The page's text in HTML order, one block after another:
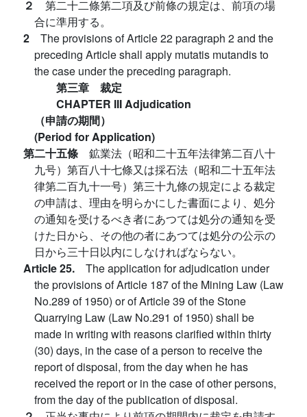
２ 第二十二條第二項及び前條の規定は、前項の場
合に準用する。
2 The provisions of Article 22 paragraph 2 and the
preceding Article shall apply mutatis mutandis to
the case under the preceding paragraph.
第三章 裁定
CHAPTER III Adjudication
（申請の期間）
(Period for Application)
第二十五條 鉱業法（昭和二十五年法律第二百八十
九号）第百八十七條又は採石法（昭和二十五年法
律第二百九十一号）第三十九條の規定による裁定
の申請は、理由を明らかにした書面により、処分
の通知を受けるべき者にあつては処分の通知を受
けた日から、その他の者にあつては処分の公示の
日から三十日以内にしなければならない。
Article 25. The application for adjudication under
the provisions of Article 187 of the Mining Law (Law
No.289 of 1950) or of Article 39 of the Stone
Quarrying Law (Law No.291 of 1950) shall be
made in writing with reasons clarified within thirty
(30) days, in the case of a person to receive the
report of disposal, from the day when he has
received the report or in the case of other persons,
from the day of the publication of disposal.